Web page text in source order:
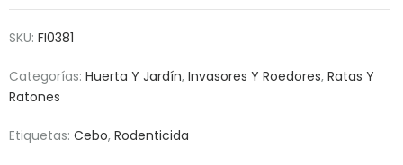
SKU: FI0381
Categorías: Huerta Y Jardín, Invasores Y Roedores, Ratas Y
Ratones
Etiquetas: Cebo, Rodenticida